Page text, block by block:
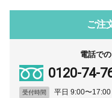
ご注
電話で
0120-74-
受付時間 平日 9:00〜17:00